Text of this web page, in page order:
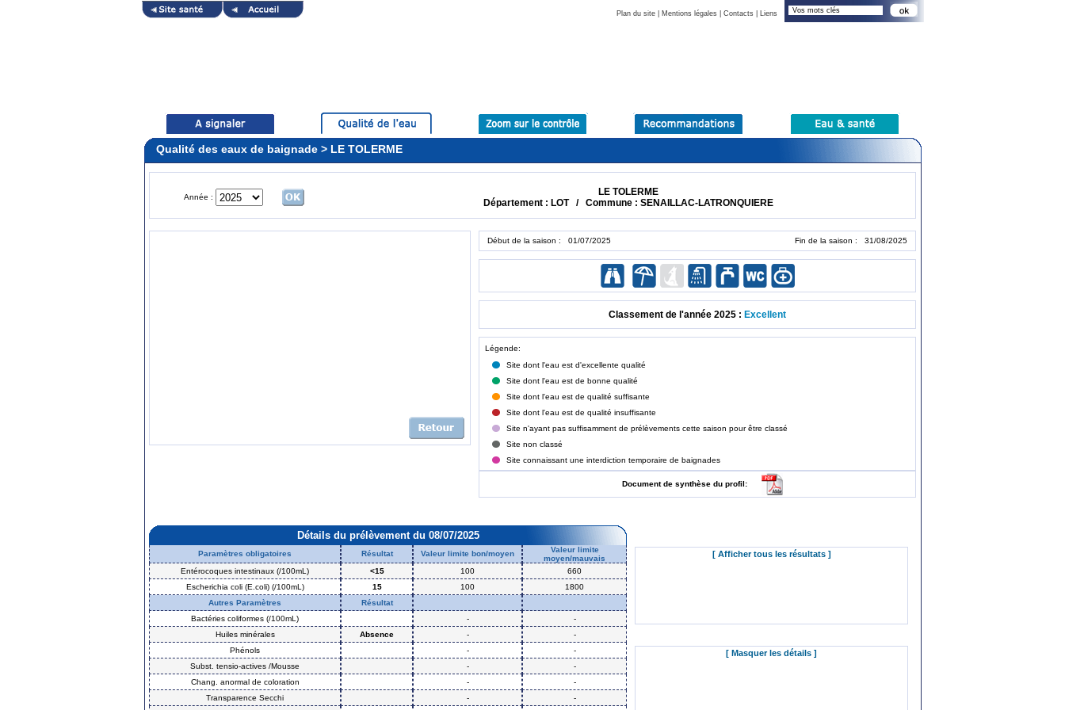
Plan du site| Mentions légales| Contacts| Liens
Qualité des eaux de baignade > LE TOLERME
Année :
LE TOLERME
Département : LOT / Commune : SENAILLAC-LATRONQUIERE
Début de la saison : 01/07/2025 Fin de la saison : 31/08/2025
Classement de l'année 2025 : Excellent
Légende:
Site dont l'eau est d'excellente qualité
Site dont l'eau est de bonne qualité
Site dont l'eau est de qualité suffisante
Site dont l'eau est de qualité insuffisante
Site n'ayant pas suffisamment de prélèvements cette saison pour être classé
Site non classé
Site connaissant une interdiction temporaire de baignades
Document de synthèse du profil:
Détails du prélèvement du 08/07/2025
Paramètres obligatoires Résultat Valeur limite bon/moyen
Valeur limite
moyen/mauvais
Entérocoques intestinaux (/100mL)
<15 100
660
Escherichia coli (E.coli) (/100mL)
15 100
1800
Autres Paramètres
Résultat
Bactéries coliformes (/100mL)
-
-
Huiles minérales
Absence -
-
Phénols
-
-
Subst. tensio-actives /Mousse
-
-
Chang. anormal de coloration
-
-
Transparence Secchi
-
-
[ Afficher tous les résultats ]
[ Masquer les détails ]